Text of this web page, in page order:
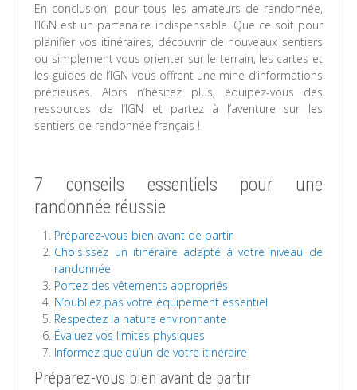
En conclusion, pour tous les amateurs de randonnée,
l’IGN est un partenaire indispensable. Que ce soit pour
planifier vos itinéraires, découvrir de nouveaux sentiers
ou simplement vous orienter sur le terrain, les cartes et
les guides de l’IGN vous offrent une mine d’informations
précieuses. Alors n’hésitez plus, équipez-vous des
ressources de l’IGN et partez à l’aventure sur les
sentiers de randonnée français !
7 conseils essentiels pour une
randonnée réussie
Préparez-vous bien avant de partir
Choisissez un itinéraire adapté à votre niveau de
randonnée
Portez des vêtements appropriés
N’oubliez pas votre équipement essentiel
Respectez la nature environnante
Évaluez vos limites physiques
Informez quelqu’un de votre itinéraire
Préparez-vous bien avant de partir